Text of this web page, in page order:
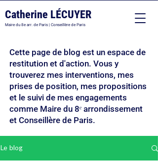
Catherine LÉCUYER
Maire du 8e arr. de Paris | Conseillère de Paris
Cette page de blog est un espace de
restitution et d'action. Vous y
trouverez mes interventions, mes
prises de position, mes propositions
et le suivi de mes engagements
comme Maire du 8ᵉ arrondissement
et Conseillère de Paris.
Le blog